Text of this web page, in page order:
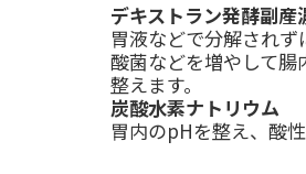
デキストラン発酵副産
胃液などで分解され
酸菌などを増やして腸
整えます。
炭酸水素ナトリウム
胃内のpHを整え、酸性